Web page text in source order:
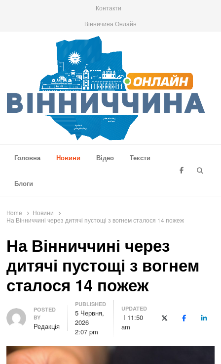
Контакти
Вінничина Онлайн
Головна
Новини Відео Тексти
Блоги
Home
Новини
На Вінниччині через дитячі пустощі з вогнем сталося 14 пожеж
На Вінниччині через
дитячі пустощі з вогнем
сталося 14 пожеж
Author
POSTED
BY
Редакція
PUBLISHED
5 Червня,
2026
2:07 pm
UPDATED
11:50
am
X (Twitter)Facebook